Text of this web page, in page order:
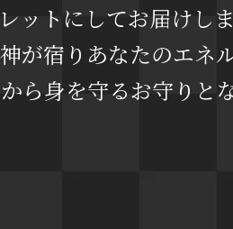
ットにしてお届けし
が宿りあなたのエネ
ら身を守るお守りと